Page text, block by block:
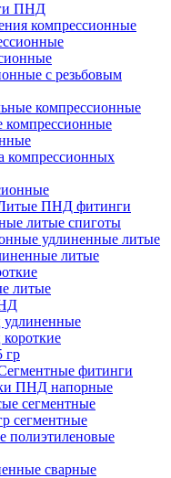
ПНД
компрессионные
с резьбовым
компрессионные
компрессионных
ПНД фитинги
литые спиготы
удлиненные литые
литые
литые
удлиненные
гр
фитинги
ПНД напорные
сегментные
сегментные
полиэтиленовые
сварные